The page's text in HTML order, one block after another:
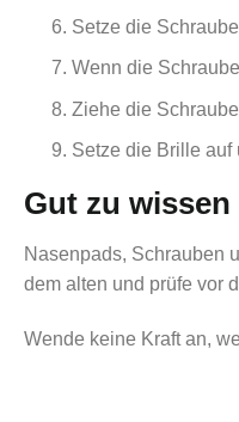
Setze die
Wenn die
Ziehe die
Setze die Brille auf
Gut zu wissen
Nasenpads, Schrauben
dem alten und prüfe vor
Wende keine Kraft an,